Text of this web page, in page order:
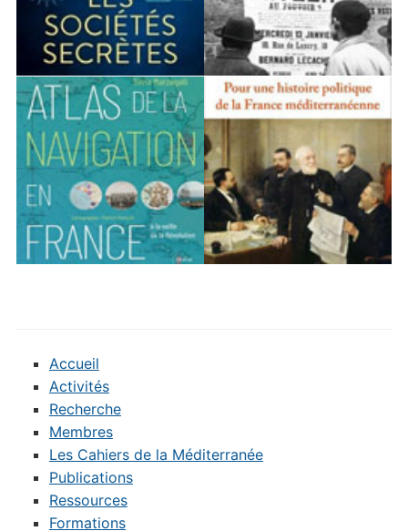
Accueil
Activités
Recherche
Membres
Les Cahiers de la Méditerranée
Publications
Ressources
Formations